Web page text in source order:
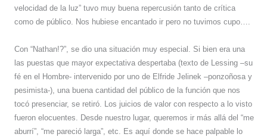
velocidad de la luz” tuvo muy buena repercusión tanto de crítica
como de público. Nos hubiese encantado ir pero no tuvimos cupo….
Con “Nathan!?”, se dio una situación muy especial. Si bien era una
las puestas que mayor expectativa despertaba (texto de Lessing –su
fé en el Hombre- intervenido por uno de Elfride Jelinek –ponzoñosa y
pesimista-), una buena cantidad del público de la función que nos
tocó presenciar, se retiró. Los juicios de valor con respecto a lo visto
fueron elocuentes. Desde nuestro lugar, queremos ir más allá del “me
aburrí”, “me pareció larga”, etc. Es aquí donde se hace palpable lo